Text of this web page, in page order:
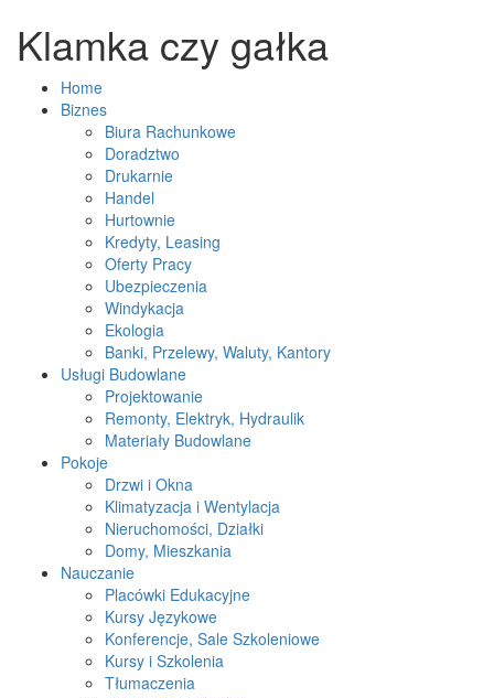
Klamka czy gałka
Home
Biznes
Biura Rachunkowe
Doradztwo
Drukarnie
Handel
Hurtownie
Kredyty, Leasing
Oferty Pracy
Ubezpieczenia
Windykacja
Ekologia
Banki, Przelewy, Waluty, Kantory
Usługi Budowlane
Projektowanie
Remonty, Elektryk, Hydraulik
Materiały Budowlane
Pokoje
Drzwi i Okna
Klimatyzacja i Wentylacja
Nieruchomości, Działki
Domy, Mieszkania
Nauczanie
Placówki Edukacyjne
Kursy Językowe
Konferencje, Sale Szkoleniowe
Kursy i Szkolenia
Tłumaczenia